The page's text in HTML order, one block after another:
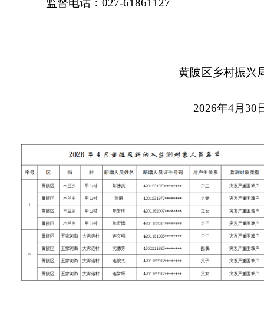
监督电话：027-61861127
黄陂区乡村振兴
2026年4月30